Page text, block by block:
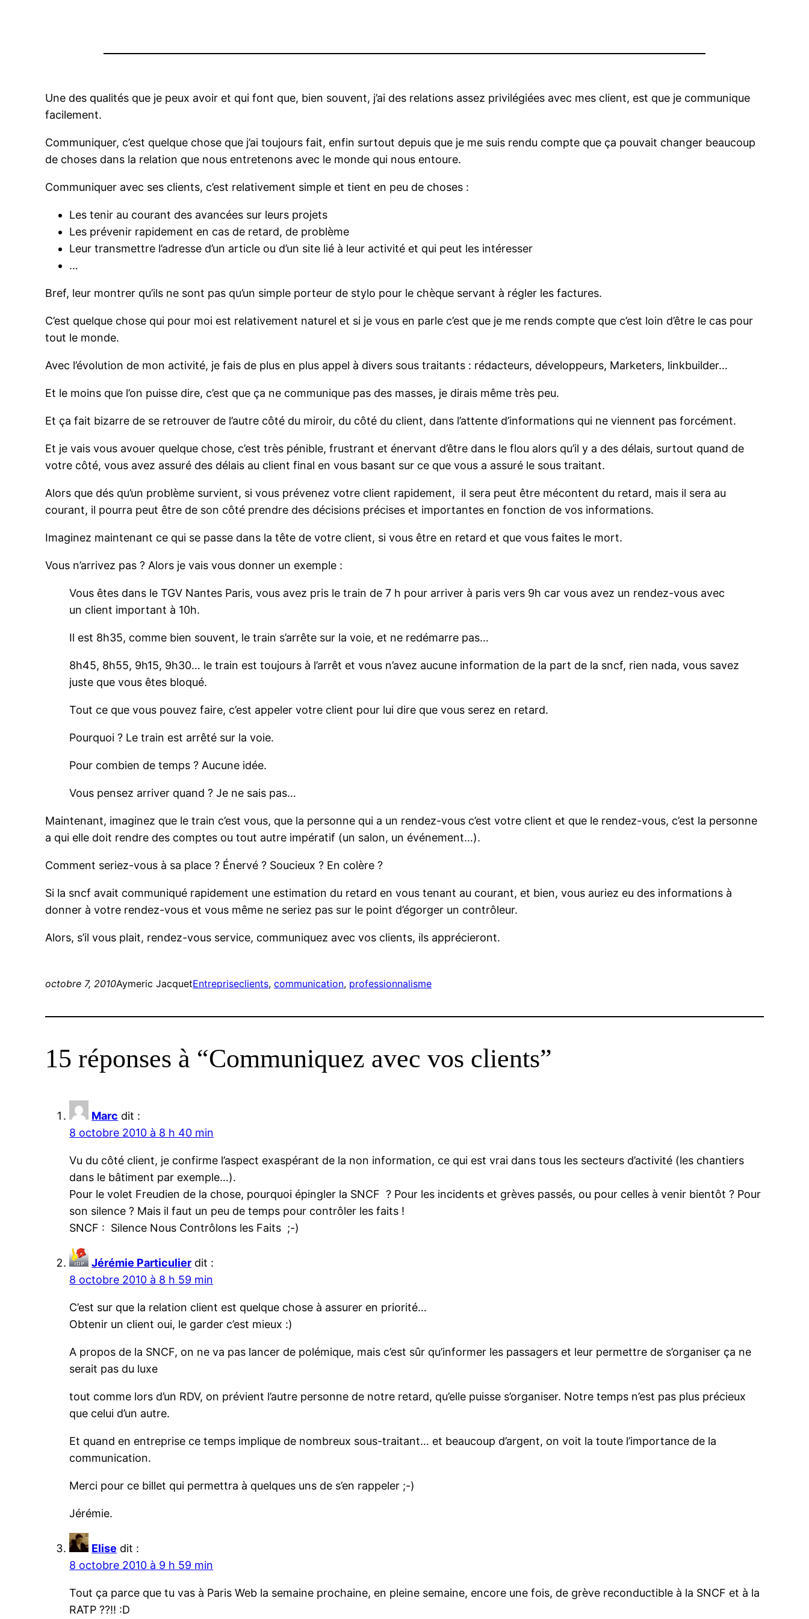
Une des qualités que je peux avoir et qui font que, bien souvent, j’ai des relations assez privilégiées avec mes client, est que je communique
facilement.
Communiquer, c’est quelque chose que j’ai toujours fait, enfin surtout depuis que je me suis rendu compte que ça pouvait changer beaucoup
de choses dans la relation que nous entretenons avec le monde qui nous entoure.
Communiquer avec ses clients, c’est relativement simple et tient en peu de choses :
Les tenir au courant des avancées sur leurs projets
Les prévenir rapidement en cas de retard, de problème
Leur transmettre l’adresse d’un article ou d’un site lié à leur activité et qui peut les intéresser
…
Bref, leur montrer qu’ils ne sont pas qu’un simple porteur de stylo pour le chèque servant à régler les factures.
C’est quelque chose qui pour moi est relativement naturel et si je vous en parle c’est que je me rends compte que c’est loin d’être le cas pour
tout le monde.
Avec l’évolution de mon activité, je fais de plus en plus appel à divers sous traitants : rédacteurs, développeurs, Marketers, linkbuilder…
Et le moins que l’on puisse dire, c’est que ça ne communique pas des masses, je dirais même très peu.
Et ça fait bizarre de se retrouver de l’autre côté du miroir, du côté du client, dans l’attente d’informations qui ne viennent pas forcément.
Et je vais vous avouer quelque chose, c’est très pénible, frustrant et énervant d’être dans le flou alors qu’il y a des délais, surtout quand de
votre côté, vous avez assuré des délais au client final en vous basant sur ce que vous a assuré le sous traitant.
Alors que dés qu’un problème survient, si vous prévenez votre client rapidement, il sera peut être mécontent du retard, mais il sera au
courant, il pourra peut être de son côté prendre des décisions précises et importantes en fonction de vos informations.
Imaginez maintenant ce qui se passe dans la tête de votre client, si vous être en retard et que vous faites le mort.
Vous n’arrivez pas ? Alors je vais vous donner un exemple :
Vous êtes dans le TGV Nantes Paris, vous avez pris le train de 7 h pour arriver à paris vers 9h car vous avez un rendez-vous avec
un client important à 10h.
Il est 8h35, comme bien souvent, le train s’arrête sur la voie, et ne redémarre pas…
8h45, 8h55, 9h15, 9h30… le train est toujours à l’arrêt et vous n’avez aucune information de la part de la sncf, rien nada, vous savez
juste que vous êtes bloqué.
Tout ce que vous pouvez faire, c’est appeler votre client pour lui dire que vous serez en retard.
Pourquoi ? Le train est arrêté sur la voie.
Pour combien de temps ? Aucune idée.
Vous pensez arriver quand ? Je ne sais pas…
Maintenant, imaginez que le train c’est vous, que la personne qui a un rendez-vous c’est votre client et que le rendez-vous, c’est la personne
a qui elle doit rendre des comptes ou tout autre impératif (un salon, un événement…).
Comment seriez-vous à sa place ? Énervé ? Soucieux ? En colère ?
Si la sncf avait communiqué rapidement une estimation du retard en vous tenant au courant, et bien, vous auriez eu des informations à
donner à votre rendez-vous et vous même ne seriez pas sur le point d’égorger un contrôleur.
Alors, s’il vous plait, rendez-vous service, communiquez avec vos clients, ils apprécieront.
octobre 7, 2010Aymeric JacquetEntrepriseclients, communication, professionnalisme
15 réponses à “Communiquez avec vos clients”
Marc dit :
8 octobre 2010 à 8 h 40 min
Vu du côté client, je confirme l’aspect exaspérant de la non information, ce qui est vrai dans tous les secteurs d’activité (les chantiers
dans le bâtiment par exemple…).
Pour le volet Freudien de la chose, pourquoi épingler la SNCF ? Pour les incidents et grèves passés, ou pour celles à venir bientôt ? Pour
son silence ? Mais il faut un peu de temps pour contrôler les faits !
SNCF : Silence Nous Contrôlons les Faits ;-)
Jérémie Particulier dit :
8 octobre 2010 à 8 h 59 min
C’est sur que la relation client est quelque chose à assurer en priorité…
Obtenir un client oui, le garder c’est mieux :)
A propos de la SNCF, on ne va pas lancer de polémique, mais c’est sûr qu’informer les passagers et leur permettre de s’organiser ça ne
serait pas du luxe
tout comme lors d’un RDV, on prévient l’autre personne de notre retard, qu’elle puisse s’organiser. Notre temps n’est pas plus précieux
que celui d’un autre.
Et quand en entreprise ce temps implique de nombreux sous-traitant… et beaucoup d’argent, on voit la toute l’importance de la
communication.
Merci pour ce billet qui permettra à quelques uns de s’en rappeler ;-)
Jérémie.
Elise dit :
8 octobre 2010 à 9 h 59 min
Tout ça parce que tu vas à Paris Web la semaine prochaine, en pleine semaine, encore une fois, de grève reconductible à la SNCF et à la
RATP ??!! :D